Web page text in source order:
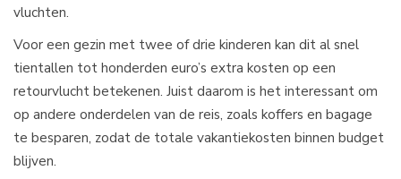
vluchten.​
Voor een gezin met twee of drie kinderen kan dit al snel
tientallen tot honderden euro’s extra kosten op een
retourvlucht betekenen. Juist daarom is het interessant om
op andere onderdelen van de reis, zoals koffers en bagage
te besparen, zodat de totale vakantiekosten binnen budget
blijven.​